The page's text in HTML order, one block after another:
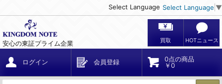
Select Language Select Language ▼
安心の東証プライム企業 買取 HOTニュース
ログイン 会員登録
0点の商品
￥0